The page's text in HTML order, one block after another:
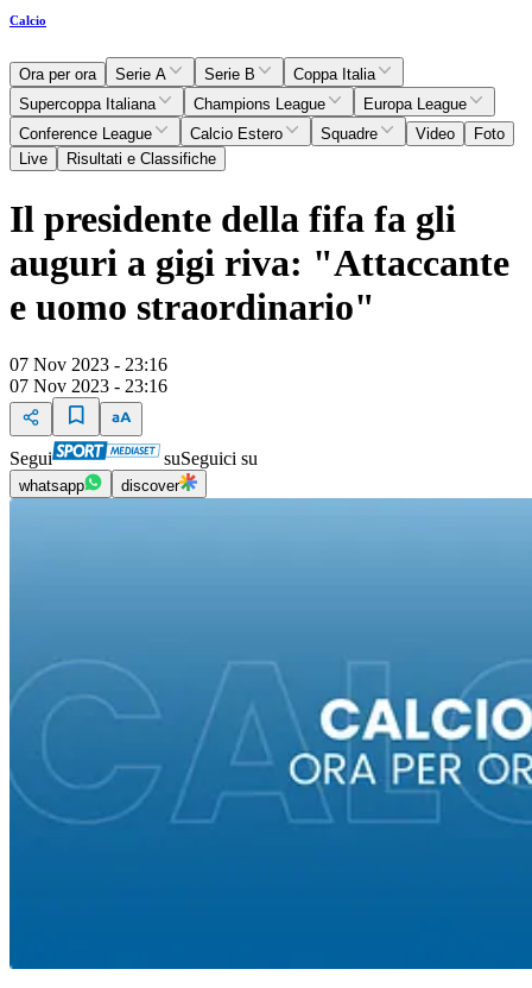
Calcio
Ora per ora Serie A Serie B
Coppa Italia
Supercoppa Italiana
Champions League
Europa League
Conference League
Calcio Estero Squadre Video
Foto
Live
Risultati e Classifiche
Il presidente della fifa fa gli
auguri a gigi riva: "Attaccante
e uomo straordinario"
07 Nov 2023 - 23:16
07 Nov 2023 - 23:16
Segui suSeguici su
whatsapp discover